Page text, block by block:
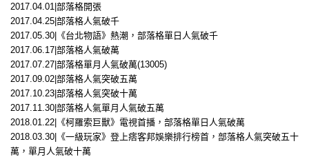
2017.04.01|部落格開張
2017.04.25|部落格人氣破千
2017.05.30|《台北物語》熱潮，部落格單日人氣破千
2017.06.17|部落格人氣破萬
2017.07.27|部落格單月人氣破萬(13005)
2017.09.02|部落格人氣突破五萬
2017.10.23|部落格人氣突破十萬
2017.11.30|部落格人氣單月人氣破五萬
2018.01.22|《柯羅索巨獸》電視首播，部落格單日人氣破萬
2018.03.30|《一級玩家》登上痞客邦娛樂排行榜首，部落格人氣突破五十
萬，單月人氣破十萬